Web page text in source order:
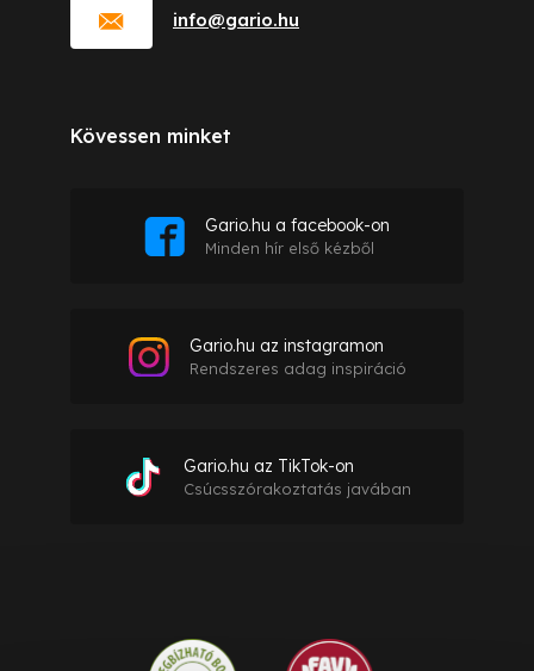
info@gario.hu
Kövessen minket
Gario.hu a facebook-on
Minden hír első kézből
Gario.hu az instagramon
Rendszeres adag inspiráció
Gario.hu az TikTok-on
Csúcsszórakoztatás javában